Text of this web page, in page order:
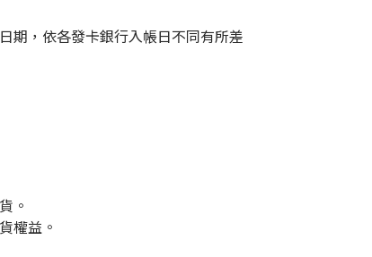
期，依各發卡銀行入帳日不同有所差
。
權益。